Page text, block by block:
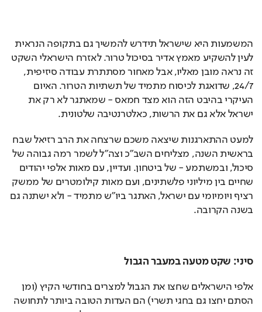
המשמעות היא שישראל תידרש להמשיך גם בתקופה הנראית
לעין להשקיע מאמץ אדיר בסיכול טרור. לאזרח הישראלי השקט
זה נראה מובן מאליו, אבל מאחור מסתתרת עבודה סיזיפית,
24/7, שדואגת לכיסוח מתמיד של תשתיות הטרור. האיום
העיקרי בהיבט הזה הוא מצד חמאס - שמאתגר לא רק את
ישראל אלא גם את הרשות, כאלטרנטיבה שלטונית.
למעט ההתארגנות שיצאה משכם שרצחה את הרב רזיאל שבח
בראשית השנה, מצליחים השב"כ וצה"ל לשמר רמה גבוהה של
סיכול, ובמשתמע - של ביטחון. ועדיין, עם מאות אלפי יהודים
שחיים בין מיליוני פלשתינים, ועם מאות קילומטרים של ממשק
רציף ויומיומי עם ישראל, האתגר ביו"ש מתמיד - ולא ישתנה גם
בשנה הקרובה.
סיני: שקט מטעה במעבר הגבול
אלפי הישראלים שחצו את הגבול למצרים בחודשי הקיץ (ומן
הסתם יחצו גם בחגי תשרי) הם העדות הטובה ביותר לתחושה